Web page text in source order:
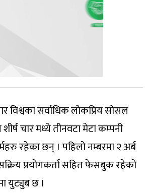
विश्वका सर्वाधिक लोकप्रिय सोसल
चार मध्ये तीनवटा मेटा कम्पनी
रहेका छन् । पहिलो नम्बरमा २ अर्ब
प्रयोगकर्ता सहित फेसबुक रहेको
युट्युब छ ।